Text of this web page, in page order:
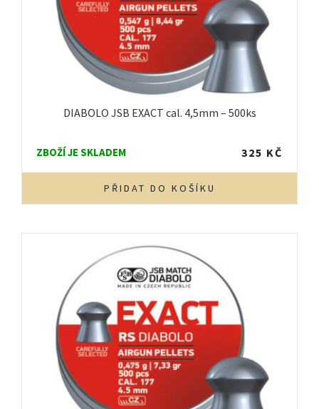
DIABOLO JSB EXACT cal. 4,5mm – 500ks
ZBOŽÍ JE SKLADEM 325 KČ
PŘIDAT DO KOŠÍKU